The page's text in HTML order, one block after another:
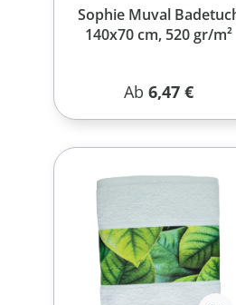
Sophie Muval
140x70 cm, 520 gr/m²
Regulärer Preis:
Ab6,47 €